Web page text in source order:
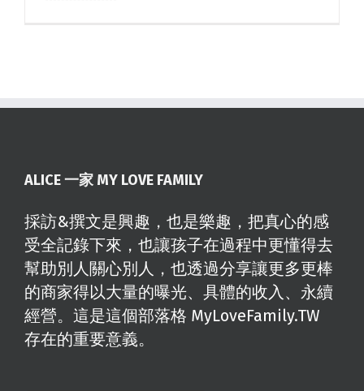
ALICE 一家 MY LOVE FAMILY
採訪&撰文是興趣，也是樂趣，把真心的感
受全記錄下來，也讓孩子在過程中更懂得去
幫助別人關心別人，也透過分享讓更多更棒
的商家得以大量的曝光、具體的收入、永續
經營。這是這個部落格 MyLoveFamily.TW
存在的重要意義。